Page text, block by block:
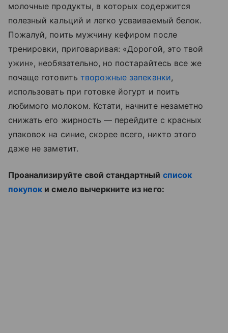
молочные продукты, в которых содержится
полезный кальций и легко усваиваемый белок.
Пожалуй, поить мужчину кефиром после
тренировки, приговаривая: «Дорогой, это твой
ужин», необязательно, но постарайтесь все же
почаще готовить творожные запеканки,
использовать при готовке йогурт и поить
любимого молоком. Кстати, начните незаметно
снижать его жирность — перейдите с красных
упаковок на синие, скорее всего, никто этого
даже не заметит.
Проанализируйте свой стандартный список
покупок и смело вычеркните из него: